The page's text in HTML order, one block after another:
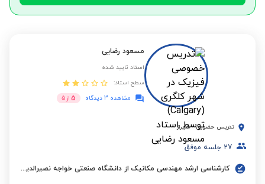
مسعود رضایی
استاد تایید شده
سطح استاد:
مشاهده 3 دیدگاه
5 از 5
تدریس حضوری - شیراز
27 جلسه موفق
کارشناسی ارشد مهندسی مکانیک از دانشگاه صنعتی خواجه نصیرالدین طوسی